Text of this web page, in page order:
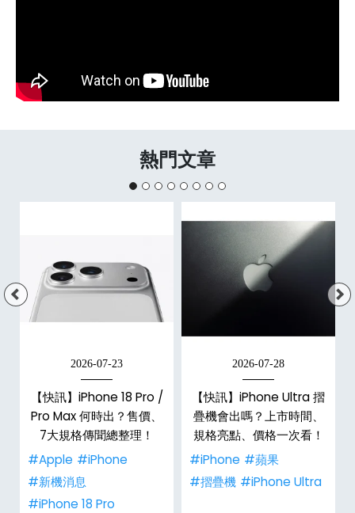
熱門文章
2026-07-23
【快訊】iPhone 18 Pro /
Pro Max 何時出？售價、
7大規格傳聞總整理！
#Apple #iPhone
#新機消息
#iPhone 18 Pro
2026-07-28
【快訊】iPhone Ultra 摺
疊機會出嗎？上市時間、
規格亮點、價格一次看！
#iPhone #蘋果
#摺疊機 #iPhone Ultra